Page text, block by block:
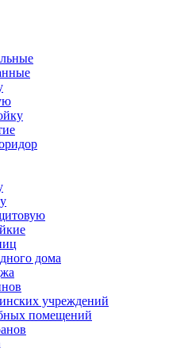
дома
учреждений
помещений